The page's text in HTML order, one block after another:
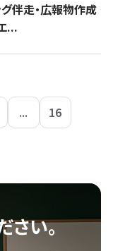
伴走・広報物作成
...
... 16
さい。